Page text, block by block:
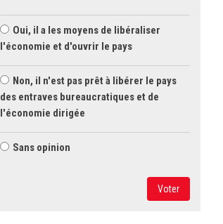
Oui, il a les moyens de libéraliser
l'économie et d'ouvrir le pays
Non, il n'est pas prêt à libérer le pays
des entraves bureaucratiques et de
l'économie dirigée
Sans opinion
Voter